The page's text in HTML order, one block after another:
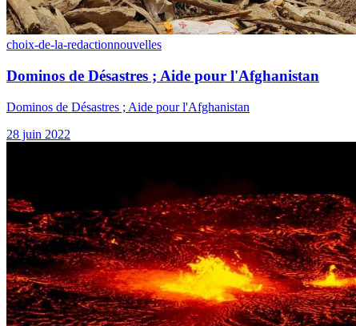
choix-de-la-redactionnouvelles
Dominos de Désastres ; Aide pour l'Afghanistan
Dominos de Désastres ; Aide pour l'Afghanistan
28 juin 2022